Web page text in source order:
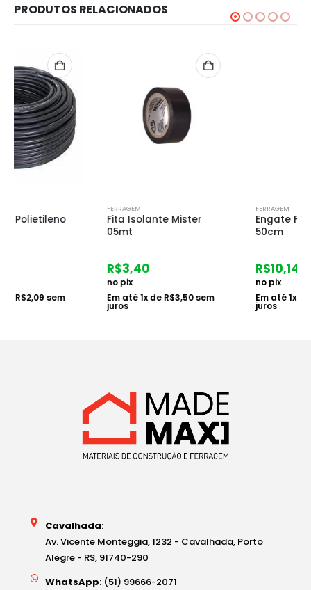
PRODUTOS RELACIONADOS
Fita Isolante Mister
Em até1x de 3,50sem
juros
Engate Flexivel Pvc
Em até1x de 10,45sem
juros
Cavalhada:
Av. Vicente Monteggia, 1232 - Cavalhada, Porto
Alegre - RS, 91740-290
WhatsApp: (51) 99666-2071